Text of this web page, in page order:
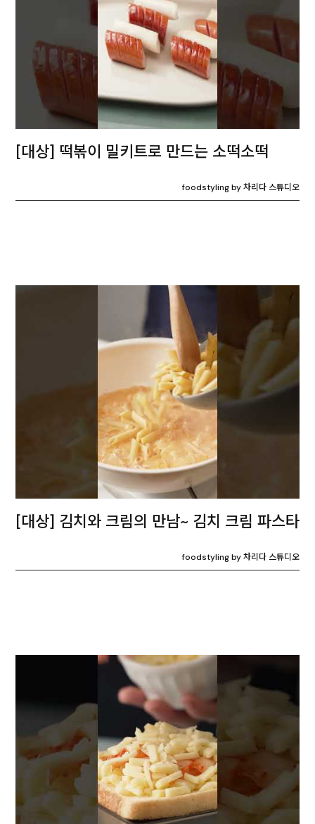
[대상] 떡볶이 밀키트로 만드는 소떡소떡
foodstyling by 차리다 스튜디오
[대상] 김치와 크림의 만남~ 김치 크림 파스타
foodstyling by 차리다 스튜디오